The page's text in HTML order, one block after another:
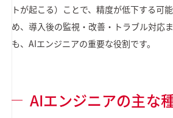
トが起こる）ことで、精度が低下する可
め、導入後の監視・改善・トラブル対応
も、AIエンジニアの重要な役割です。
AIエンジニアの主な